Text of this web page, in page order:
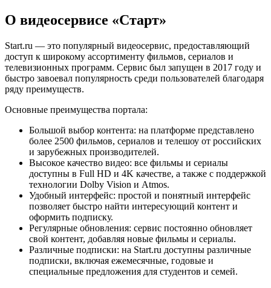
О видеосервисе «Старт»
Start.ru — это популярный видеосервис, предоставляющий
доступ к широкому ассортименту фильмов, сериалов и
телевизионных программ. Сервис был запущен в 2017 году и
быстро завоевал популярность среди пользователей благодаря
ряду преимуществ.
Основные преимущества портала:
Большой выбор контента: на платформе представлено
более 2500 фильмов, сериалов и телешоу от российских
и зарубежных производителей.
Высокое качество видео: все фильмы и сериалы
доступны в Full HD и 4K качестве, а также с поддержкой
технологии Dolby Vision и Atmos.
Удобный интерфейс: простой и понятный интерфейс
позволяет быстро найти интересующий контент и
оформить подписку.
Регулярные обновления: сервис постоянно обновляет
свой контент, добавляя новые фильмы и сериалы.
Различные подписки: на Start.ru доступны различные
подписки, включая ежемесячные, годовые и
специальные предложения для студентов и семей.